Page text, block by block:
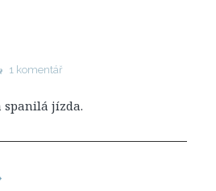
1 komentář
spanilá jízda.